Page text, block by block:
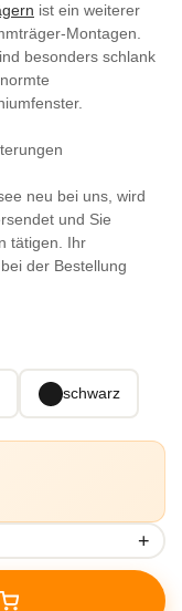
ist ein weiterer
Montagen.
besonders schlank
neu bei uns, wird
und Sie
tätigen. Ihr
der Bestellung
schwarz
+